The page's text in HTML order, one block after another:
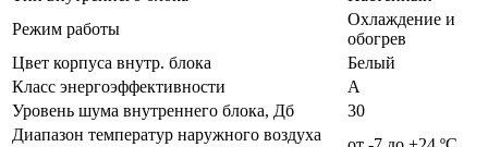
Режим работы
Охлаждение и
обогрев
Цвет корпуса внутр. блока
Белый
Класс энергоэффективности
А
Уровень шума внутреннего блока, Дб
30
Диапазон температур наружного воздуха